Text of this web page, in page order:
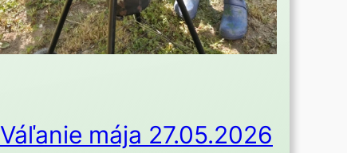
Váľanie mája 27.05.2026